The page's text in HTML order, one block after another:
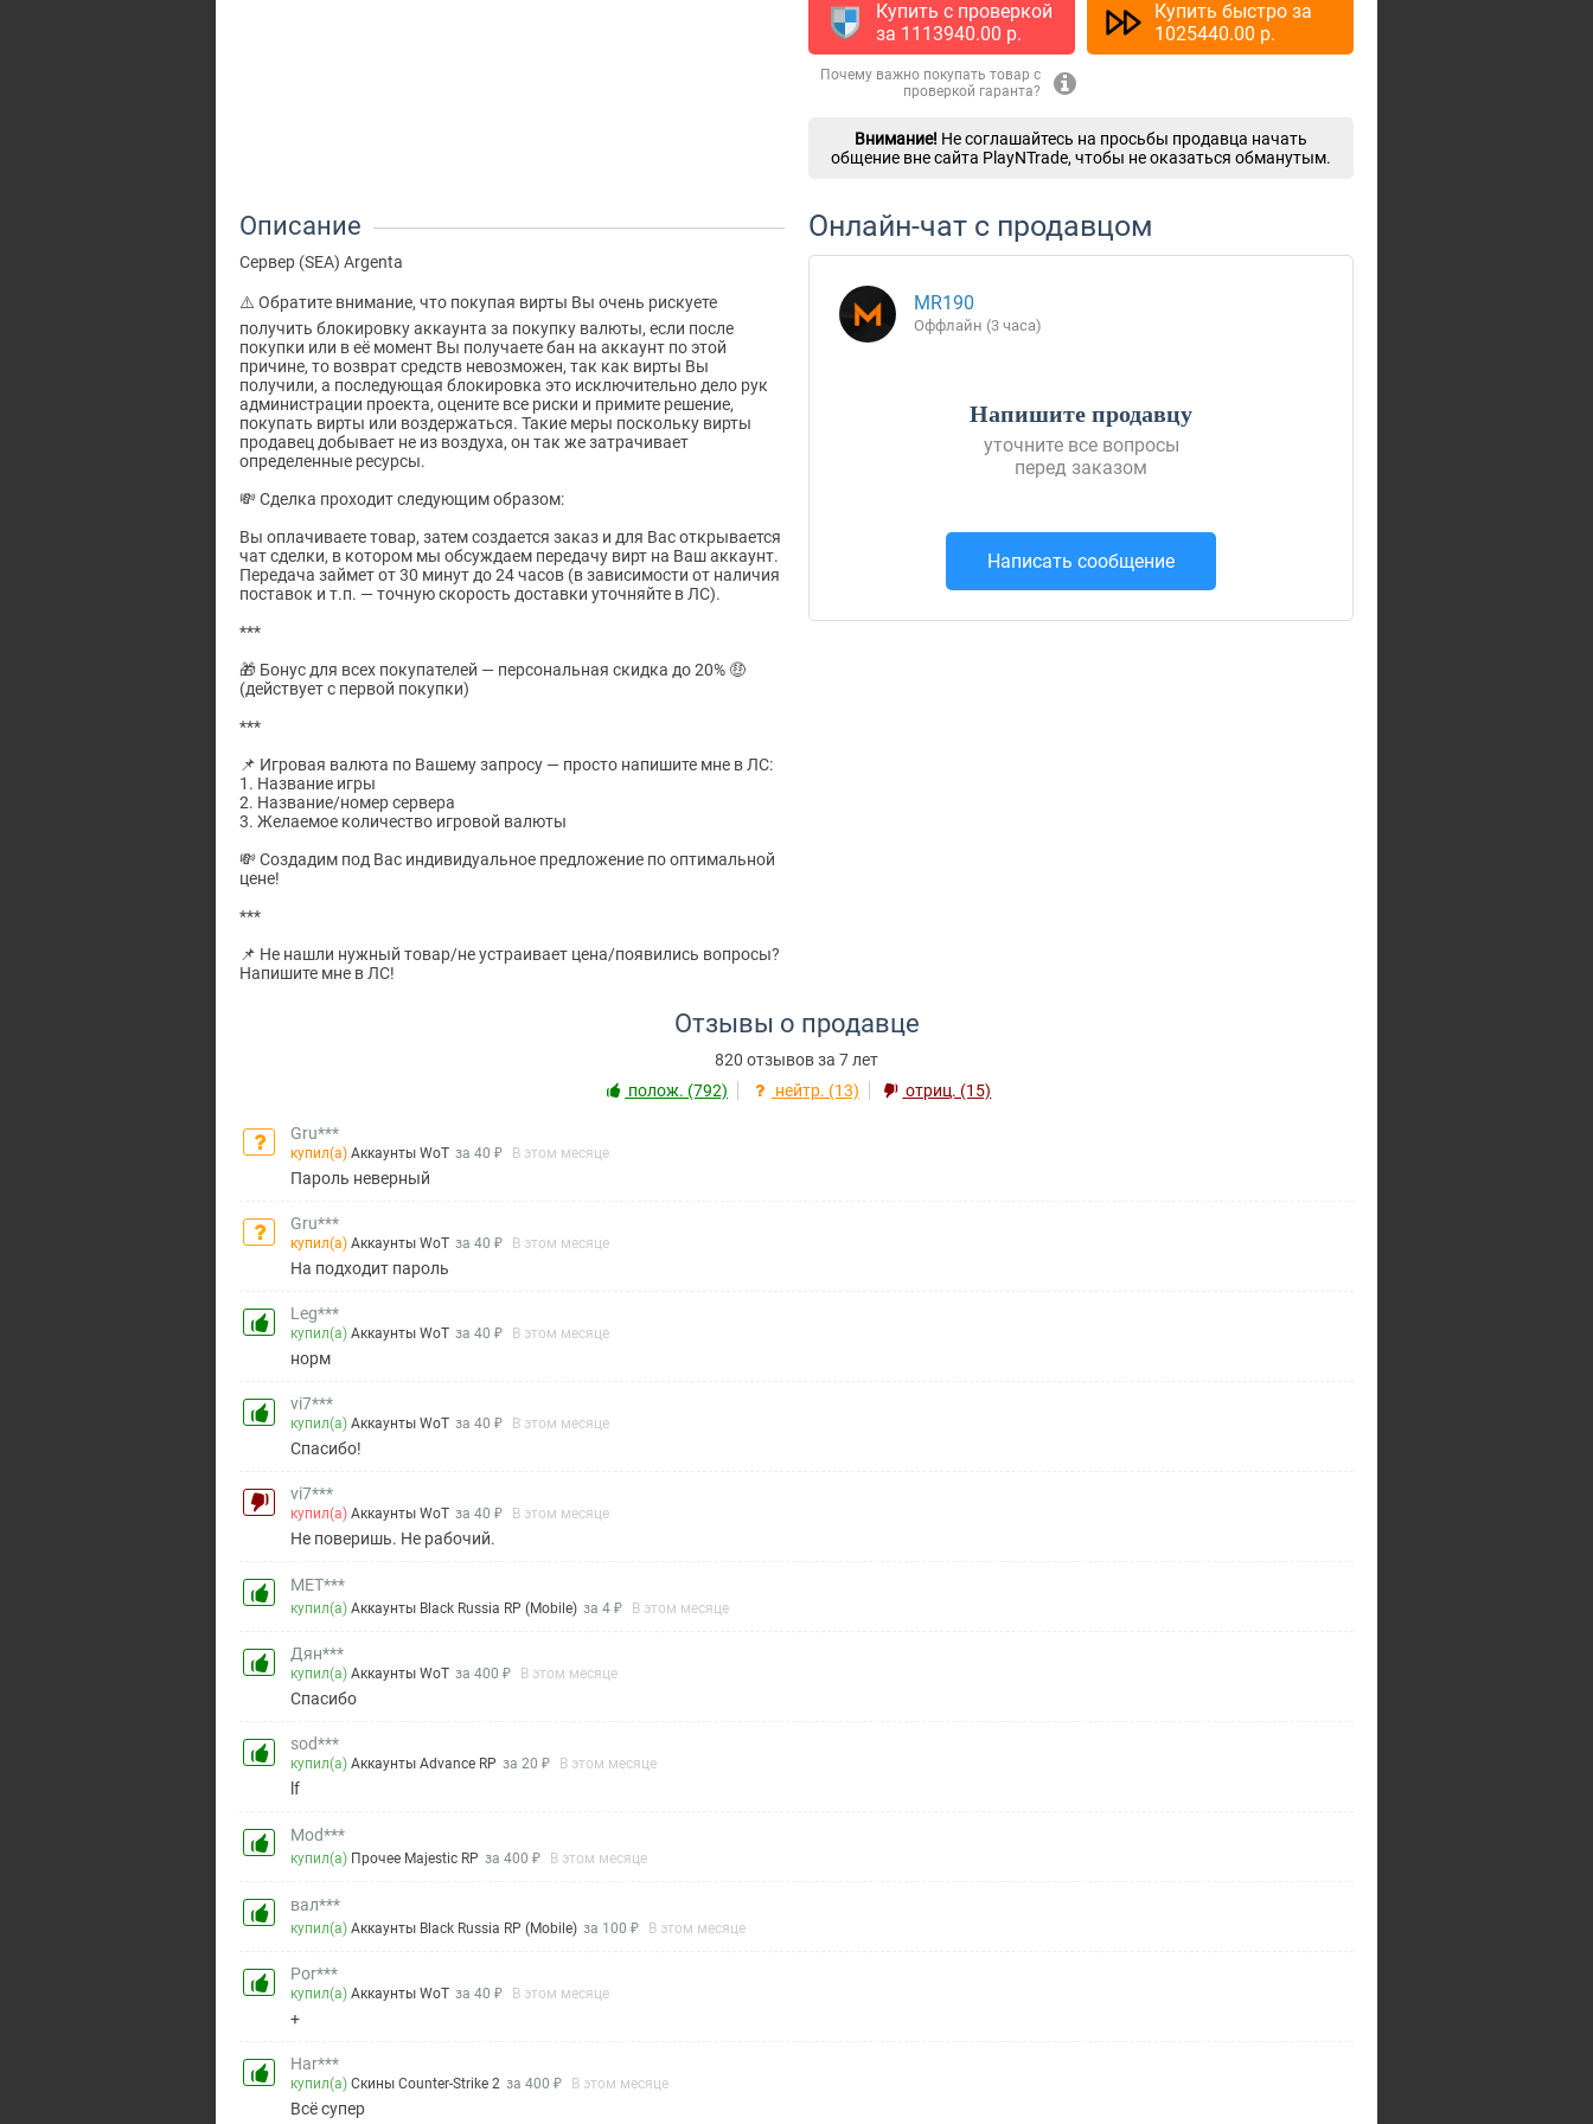
Купить с проверкой
за 1113940.00 p.
Купить быстро за
1025440.00 p.
Почему важно покупать товар с
проверкой гаранта?
Внимание! Не соглашайтесь на просьбы продавца начать
общение вне сайта PlayNTrade, чтобы не оказаться обманутым.
Описание
Сервер (SEA) Argenta
⚠️ Обратите внимание, что покупая вирты Вы очень рискуете
получить блокировку аккаунта за покупку валюты, если после
покупки или в её момент Вы получаете бан на аккаунт по этой
причине, то возврат средств невозможен, так как вирты Вы
получили, а последующая блокировка это исключительно дело рук
администрации проекта, оцените все риски и примите решение,
покупать вирты или воздержаться. Такие меры поскольку вирты
продавец добывает не из воздуха, он так же затрачивает
определенные ресурсы.
💸 Сделка проходит следующим образом:
Вы оплачиваете товар, затем создается заказ и для Вас открывается
чат сделки, в котором мы обсуждаем передачу вирт на Ваш аккаунт.
Передача займет от 30 минут до 24 часов (в зависимости от наличия
поставок и т.п. — точную скорость доставки уточняйте в ЛС).
***
🎁 Бонус для всех покупателей — персональная скидка до 20% 🤑
(действует с первой покупки)
***
📌 Игровая валюта по Вашему запросу — просто напишите мне в ЛС:
1. Название игры
2. Название/номер сервера
3. Желаемое количество игровой валюты
💸 Создадим под Вас индивидуальное предложение по оптимальной
цене!
***
📌 Не нашли нужный товар/не устраивает цена/появились вопросы?
Напишите мне в ЛС!
Онлайн-чат с продавцом
MR190
Оффлайн (3 часа)
Напишите продавцу
уточните все вопросы
перед заказом
Написать сообщение
Отзывы о продавце
820 отзывов за 7 лет
полож. (792)
нейтр. (13) отриц. (15)
Gru***
купил(а)Аккаунты WoT за 40 ₽ В этом месяце
Пароль неверный
Gru***
купил(а)Аккаунты WoT за 40 ₽ В этом месяце
На подходит пароль
Leg***
купил(а)Аккаунты WoT за 40 ₽ В этом месяце
норм
vi7***
купил(а)Аккаунты WoT за 40 ₽ В этом месяце
Спасибо!
vi7***
купил(а)Аккаунты WoT за 40 ₽ В этом месяце
Не поверишь. Не рабочий.
MET***
купил(а)Аккаунты Black Russia RP (Mobile) за 4 ₽ В этом месяце
Дян***
купил(а)Аккаунты WoT за 400 ₽ В этом месяце
Спасибо
sod***
купил(а)Аккаунты Advance RP за 20 ₽ В этом месяце
lf
Mod***
купил(а) Прочее Majestic RP за 400 ₽ В этом месяце
вал***
купил(а)Аккаунты Black Russia RP (Mobile) за 100 ₽ В этом месяце
Por***
купил(а)Аккаунты WoT за 40 ₽ В этом месяце
+
Har***
купил(а)Скины Counter-Strike 2 за 400 ₽ В этом месяце
Всё супер